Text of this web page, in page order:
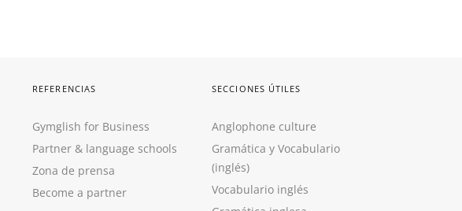
REFERENCIAS
Gymglish for Business
Partner & language schools
Zona de prensa
Become a partner
SECCIONES ÚTILES
Anglophone culture
Gramática y Vocabulario
(inglés)
Vocabulario inglés